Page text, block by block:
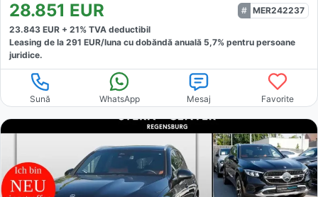
28.851 EUR
MER242237
23.843 EUR + 21% TVA deductibil
Leasing de la 291 EUR/luna cu dobăndă anuală 5,7% pentru persoane
juridice.
Sună WhatsApp Mesaj Favorite